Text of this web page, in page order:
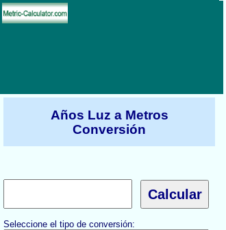
Años Luz a Metros
Conversión
Seleccione el tipo de conversión: